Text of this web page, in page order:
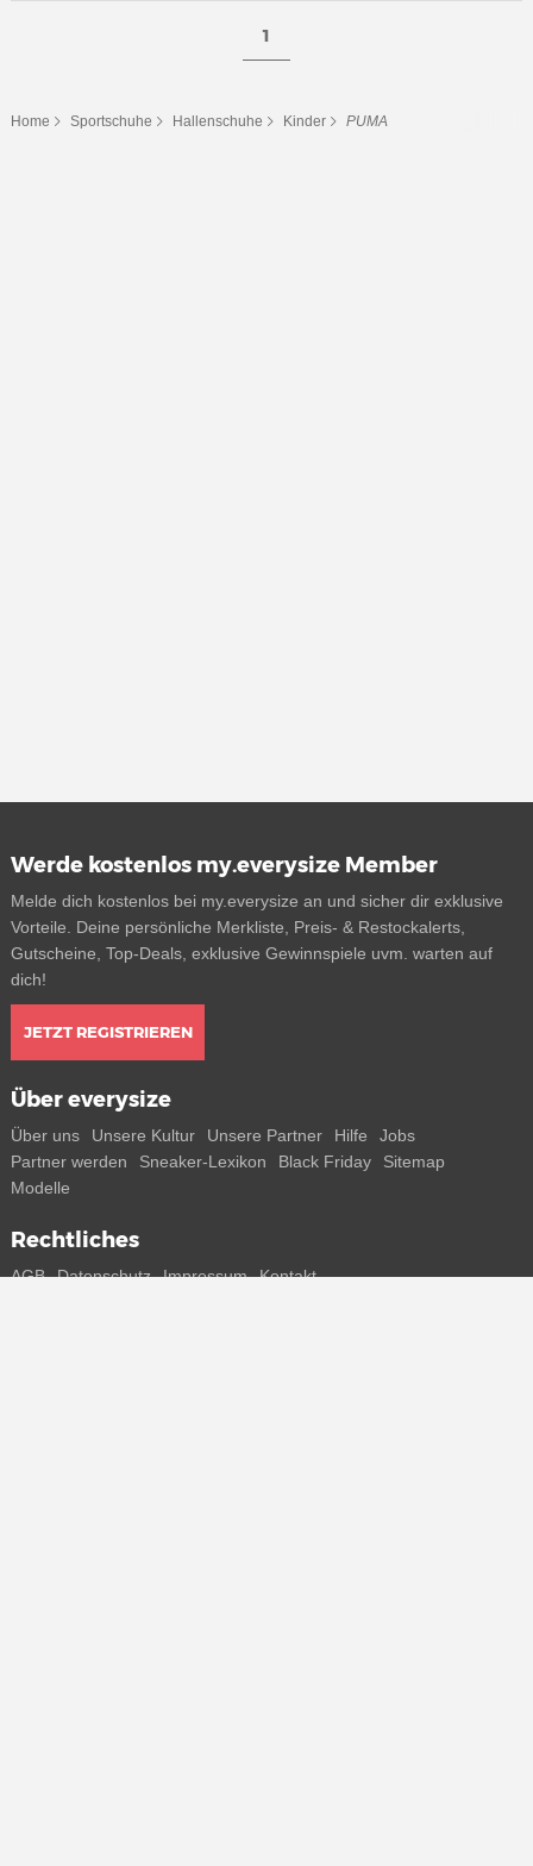
1
Home Sportschuhe Hallenschuhe Kinder PUMA
Werde kostenlos my.everysize Member
Melde dich kostenlos bei my.everysize an und sicher dir exklusive
Vorteile. Deine persönliche Merkliste, Preis- & Restockalerts,
Gutscheine, Top-Deals, exklusive Gewinnspiele uvm. warten auf
dich!
JETZT REGISTRIEREN
Über everysize
Über uns Unsere Kultur Unsere Partner Hilfe
Jobs
Partner werden
Sneaker-Lexikon Black Friday
Sitemap
Modelle
Rechtliches
AGB Datenschutz Impressum Kontakt